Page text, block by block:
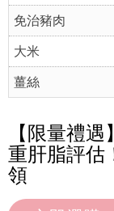
免治豬肉
大米
薑絲
【限量禮
重肝脂評估
領